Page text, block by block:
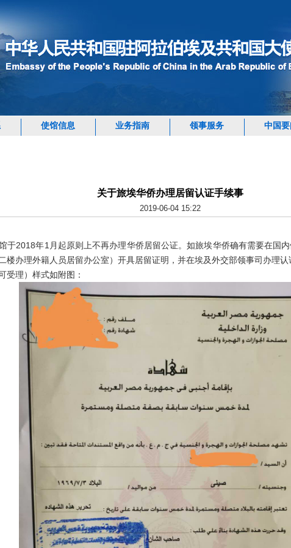
使馆信息 业务指南 领事服务 中国要
关于旅埃华侨办理居留认证手续事
2019-06-04 15:22
于2018年1月起原则上不再办理华侨居留公证。如旅埃华侨确有需要在国
楼办理外籍人员居留办公室）开具居留证明，并在埃及外交部领事司办理认
受理）样式如附图：